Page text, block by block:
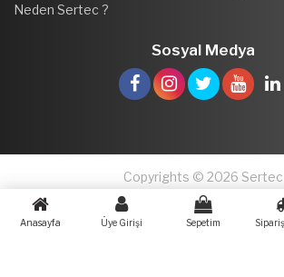
Neden Sertec ?
Sosyal Medya
Copyrights © 2026 Sertec
Anasayfa Üye Girişi Sepetim